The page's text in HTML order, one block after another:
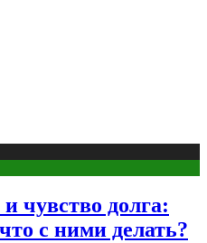
чувство долга:
с ними делать?